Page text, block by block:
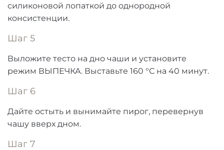
силиконовой лопаткой до однородной
консистенции.
Шаг 5
Выложите тесто на дно чаши и установите
режим ВЫПЕЧКА. Выставьте 160 °С на 40 минут.
Шаг 6
Дайте остыть и вынимайте пирог, перевернув
чашу вверх дном.
Шаг 7